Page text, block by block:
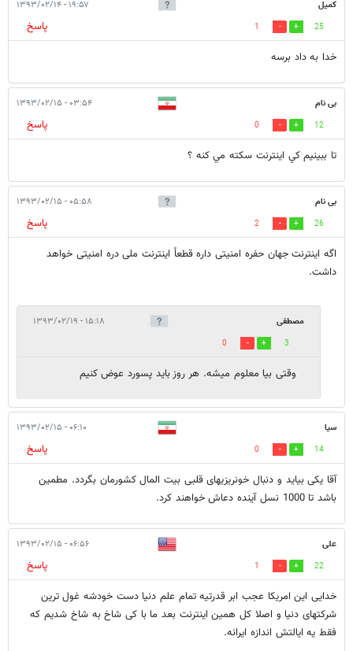
کمیل ۱۹:۵۷ - ۱۳۹۳/۰۲/۱۴
25
1
پاسخ
خدا به داد برسه
بی نام ۰۳:۵۴ - ۱۳۹۳/۰۲/۱۵
12
0
پاسخ
تا ببينيم كي اينترنت سكته مي كنه ؟
بی نام ۰۵:۵۸ - ۱۳۹۳/۰۲/۱۵
26
2
پاسخ
اگه اینترنت جهان حفره امنیتی داره قطعاُ اینترنت ملی دره امنیتی خواهد
داشت.
مصطفی ۱۵:۱۸ - ۱۳۹۳/۰۲/۱۹
3
0
وقتی بیا معلوم میشه. هر روز باید پسورد عوض کنیم
سیا ۰۶:۱۰ - ۱۳۹۳/۰۲/۱۵
14
0
پاسخ
آقا یکی بیاید و دنبال خونریزیهای قلبی بیت المال کشورمان بگردد. مطمین
باشد تا 1000 نسل آینده دعاش خواهند کرد.
علی ۰۶:۵۶ - ۱۳۹۳/۰۲/۱۵
22
1
پاسخ
خدایی این امریکا عجب ابر قدرتیه تمام علم دنیا دست خودشه غول ترین
شرکتهای دنیا و اصلا کل همین اینترنت بعد ما با کی شاخ به شاخ شدیم که
فقط یه ایالتش اندازه ایرانه.